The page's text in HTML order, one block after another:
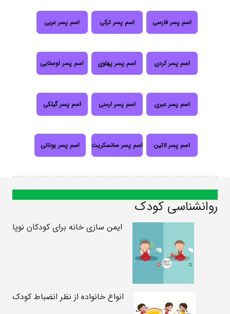
اسم پسر فارسی اسم پسر ترکی اسم پسر عربی
اسم پسر کردی اسم پسر پهلوی اسم پسر اوستایی
اسم پسر عبری اسم پسر ارمنی اسم پسر گیلکی
اسم پسر لاتین اسم پسر سانسکریت اسم پسر یونانی
روانشناسی کودک
ایمن سازی خانه برای کودکان نوپا
انواع خانواده از نظر انضباط کودک